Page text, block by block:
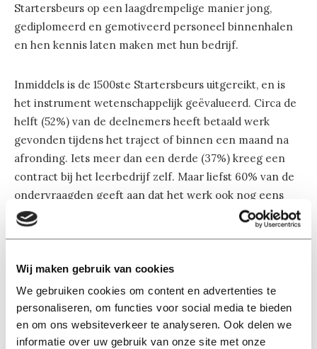
Wij maken gebruik van cookies
We gebruiken cookies om content en advertenties te
personaliseren, om functies voor social media te bieden
en om ons websiteverkeer te analyseren. Ook delen we
informatie over uw gebruik van onze site met onze
Startersbeurs op een laagdrempelige manier jong,
gediplomeerd en gemotiveerd personeel binnenhalen
en hen kennis laten maken met hun bedrijf.
Inmiddels is de 1500ste Startersbeurs uitgereikt, en is
het instrument wetenschappelijk geëvalueerd. Circa de
helft (52%) van de deelnemers heeft betaald werk
gevonden tijdens het traject of binnen een maand na
afronding. Iets meer dan een derde (37%) kreeg een
contract bij het leerbedrijf zelf. Maar liefst 60% van de
ondervraagden geeft aan dat het werk ook nog eens
aansluit bij de opleidingsrichting. De onderzoekers
concluderen: aan het eind van het traject hebben
en een betere positie op de arbeidsmarkt.